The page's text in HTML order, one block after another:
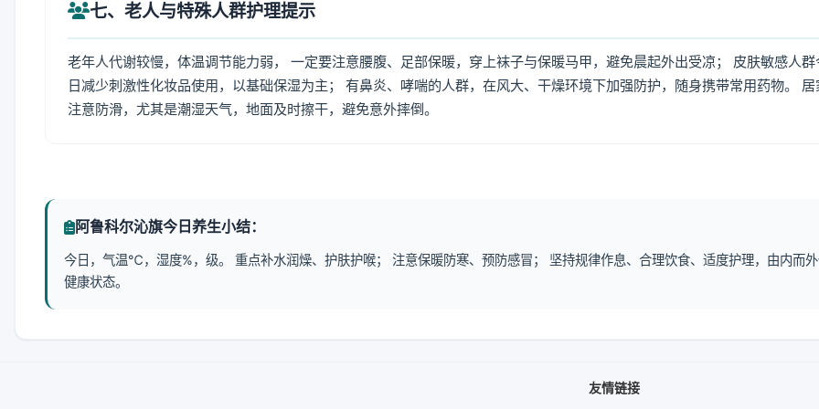
七、老人与特殊人群护理提示
老年人代谢较慢，体温调节能力弱， 一定要注意腰腹、足部保暖，穿上袜子与保暖马甲，避免晨起外出受凉； 皮肤敏感人群
日减少刺激性化妆品使用，以基础保湿为主； 有鼻炎、哮喘的人群，在风大、干燥环境下加强防护，随身携带常用药物。 居
注意防滑，尤其是潮湿天气，地面及时擦干，避免意外摔倒。
阿鲁科尔沁旗今日养生小结：
今日，气温℃，湿度%，级。 重点补水润燥、护肤护喉； 注意保暖防寒、预防感冒； 坚持规律作息、合理饮食、适度护理，由内而
健康状态。
友情链接